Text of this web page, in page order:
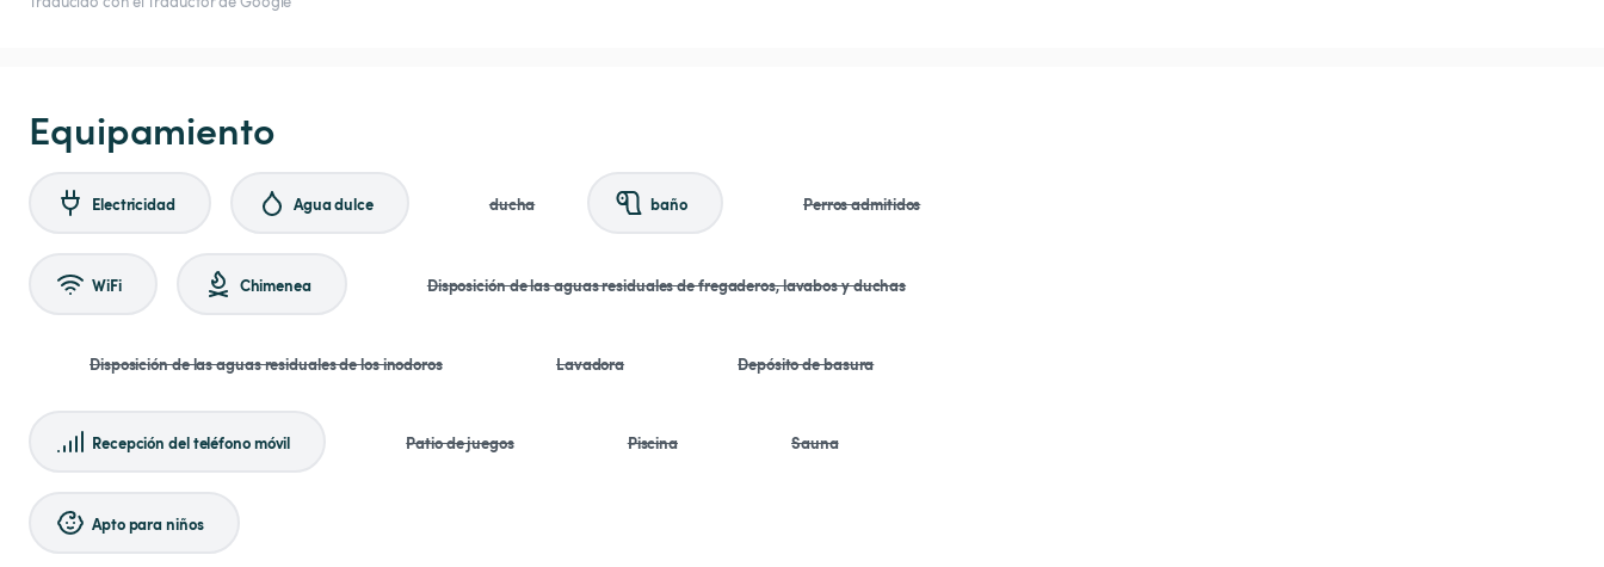
Equipamiento
Electricidad Agua dulce ducha baño Perros admitidos
WiFi Chimenea Disposición de las aguas residuales de fregaderos, lavabos y duchas
Disposición de las aguas residuales de los inodoros Lavadora Depósito de basura
Recepción del teléfono móvil Patio de juegos Piscina Sauna
Apto para niños